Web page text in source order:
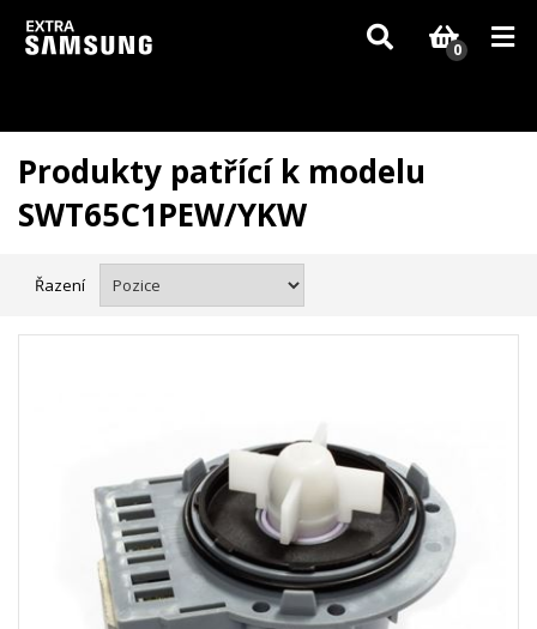
Vzhledem k aktuální situaci se může dodání dílů, které nejsou skladem,
zpozdit. Děkujeme za pochopení.
0
Produkty patřící k modelu
SWT65C1PEW/YKW
Řazení